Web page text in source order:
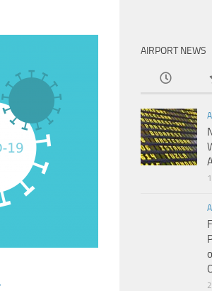
AIRPORT NEWS